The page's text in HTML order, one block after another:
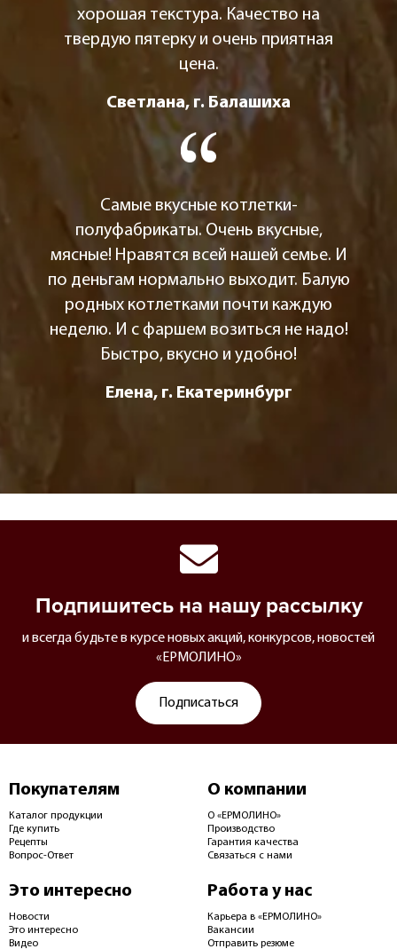
хорошая текстура. Качество на
твердую пятерку и очень приятная
цена.
Светлана, г. Балашиха
Самые вкусные котлетки-
полуфабрикаты. Очень вкусные,
мясные! Нравятся всей нашей семье. И
по деньгам нормально выходит. Балую
родных котлетками почти каждую
неделю. И с фаршем возиться не надо!
Быстро, вкусно и удобно!
Елена, г. Екатеринбург
Подпишитесь на нашу рассылку
и всегда будьте в курсе новых акций, конкурсов, новостей
«ЕРМОЛИНО»
Подписаться
Покупателям
Каталог продукции
Где купить
Рецепты
Вопрос-Ответ
О компании
О «ЕРМОЛИНО»
Производство
Гарантия качества
Связаться с нами
Это интересно
Новости
Это интересно
Видео
Работа у нас
Карьера в «ЕРМОЛИНО»
Вакансии
Отправить резюме